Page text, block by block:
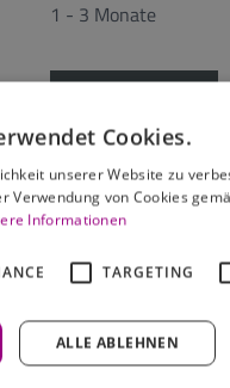
1 - 3 Monate
Comfy
Cookies.
unserer Website zu
von Cookies
Informationen
TARGETING
ALLE ABLEHNEN